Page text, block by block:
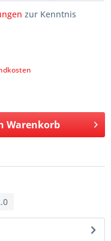
zur Kenntnis
Warenkorb